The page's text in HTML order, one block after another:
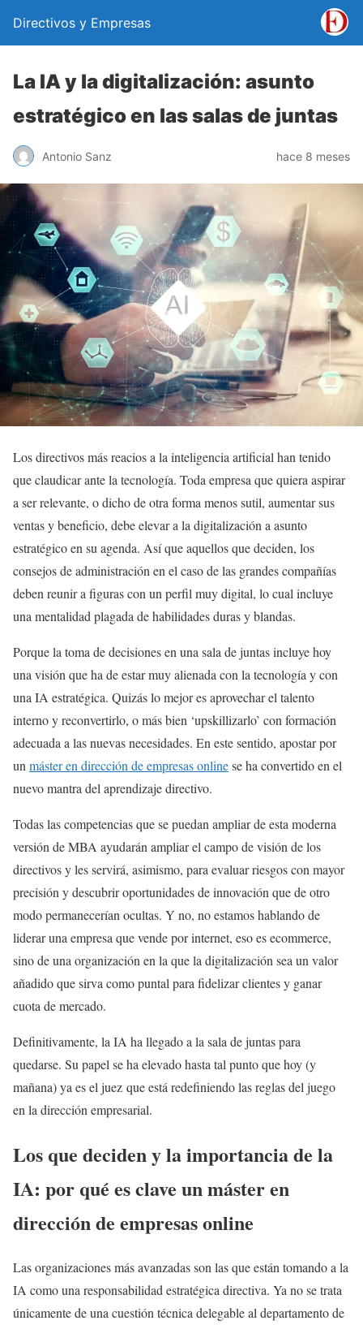
Directivos y Empresas
La IA y la digitalización: asunto
estratégico en las salas de juntas
Antonio Sanz hace 8 meses
Los directivos más reacios a la inteligencia artificial han tenido
que claudicar ante la tecnología. Toda empresa que quiera aspirar
a ser relevante, o dicho de otra forma menos sutil, aumentar sus
ventas y beneficio, debe elevar a la digitalización a asunto
estratégico en su agenda. Así que aquellos que deciden, los
consejos de administración en el caso de las grandes compañías
deben reunir a figuras con un perfil muy digital, lo cual incluye
una mentalidad plagada de habilidades duras y blandas.
Porque la toma de decisiones en una sala de juntas incluye hoy
una visión que ha de estar muy alienada con la tecnología y con
una IA estratégica. Quizás lo mejor es aprovechar el talento
interno y reconvertirlo, o más bien ‘upskillizarlo’ con formación
adecuada a las nuevas necesidades. En este sentido, apostar por
un máster en dirección de empresas onlinese ha convertido en el
nuevo mantra del aprendizaje directivo.
Todas las competencias que se puedan ampliar de esta moderna
versión de MBA ayudarán ampliar el campo de visión de los
directivos y les servirá, asimismo, para evaluar riesgos con mayor
precisión y descubrir oportunidades de innovación que de otro
modo permanecerían ocultas. Y no, no estamos hablando de
liderar una empresa que vende por internet, eso es ecommerce,
sino de una organización en la que la digitalización sea un valor
añadido que sirva como puntal para fidelizar clientes y ganar
cuota de mercado.
Definitivamente, la IA ha llegado a la sala de juntas para
quedarse. Su papel se ha elevado hasta tal punto que hoy (y
mañana) ya es el juez que está redefiniendo las reglas del juego
en la dirección empresarial.
Los que deciden y la importancia de la
IA: por qué es clave un máster en
dirección de empresas online
Las organizaciones más avanzadas son las que están tomando a la
IA como una responsabilidad estratégica directiva. Ya no se trata
únicamente de una cuestión técnica delegable al departamento de